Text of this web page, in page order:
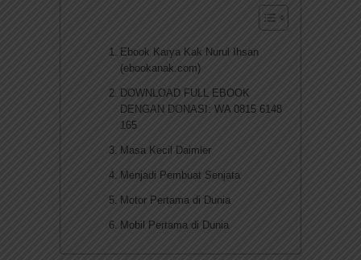
Ebook Karya Kak Nurul Ihsan
(ebookanak.com)
DOWNLOAD FULL EBOOK
DENGAN DONASI: WA 0815 6148
165
Masa Kecil Daimler
Menjadi Pembuat Senjata
Motor Pertama di Dunia
Mobil Pertama di Dunia